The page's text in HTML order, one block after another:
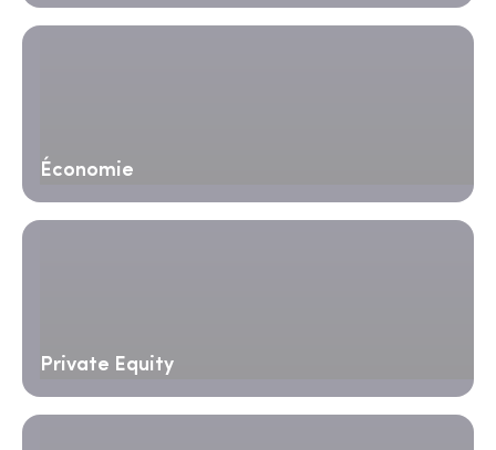
Économie
Private Equity